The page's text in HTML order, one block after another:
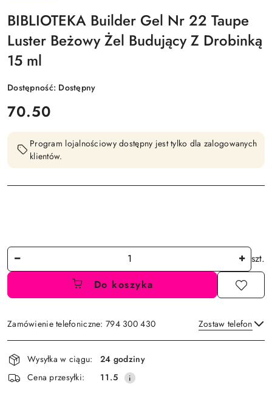
BIBLIOTEKA Builder Gel Nr 22 Taupe
Luster Beżowy Żel Budujący Z Drobinką
15 ml
Dostępność: Dostępny
cena:
70.50
Program lojalnościowy dostępny jest tylko dla zalogowanych
klientów.
Ilość
szt.
Do koszyka
Zamówienie telefoniczne: 794 300 430 Zostaw telefon
Wyślij
Dostępność
i
dostawa
Wysyłka w ciągu:
24 godziny
Cena przesyłki:
11.5